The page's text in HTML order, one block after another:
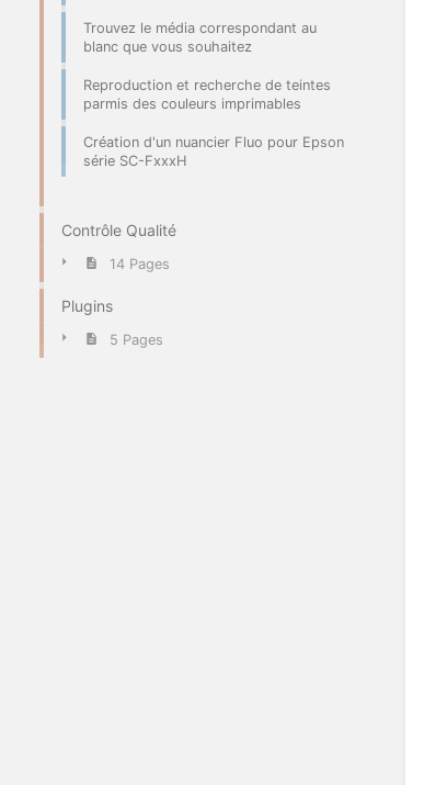
Trouvez le média correspondant au
blanc que vous souhaitez
Reproduction et recherche de teintes
parmis des couleurs imprimables
Création d'un nuancier Fluo pour Epson
série SC-FxxxH
Contrôle Qualité
14 Pages
Plugins
5 Pages